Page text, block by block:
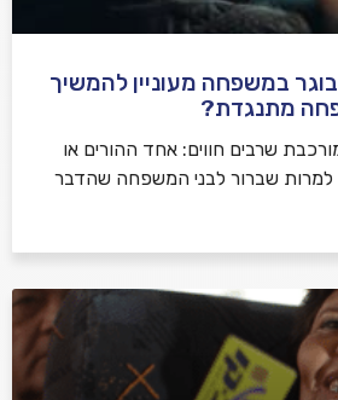
במשפחה מעוניין להמשיך
מתנגדת?
שרבים חווים: אחד ההורים או
למרות שברור לבני המשפחה שהדבר